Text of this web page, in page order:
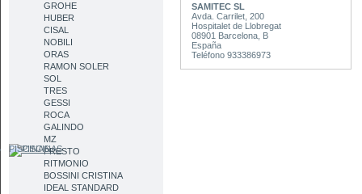
PISCINAS
GROHE
HUBER
CISAL
NOBILI
ORAS
RAMON SOLER
SOL
TRES
GESSI
ROCA
GALINDO
MZ
PRESTO
RITMONIO
BOSSINI CRISTINA
IDEAL STANDARD
SAMITEC SL
Avda. Carrilet, 200
Hospitalet de Llobregat
08901 Barcelona, B
España
Teléfono 933386973